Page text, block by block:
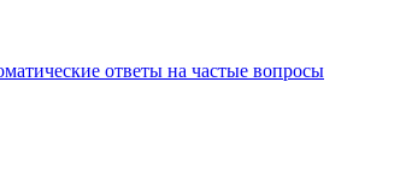
ответы на частые вопросы